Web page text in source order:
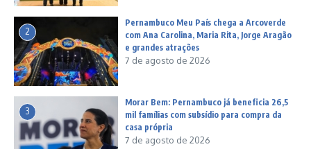
2
Pernambuco Meu País chega a Arcoverde
com Ana Carolina, Maria Rita, Jorge Aragão
e grandes atrações
7 de agosto de 2026
3
Morar Bem: Pernambuco já beneficia 26,5
mil famílias com subsídio para compra da
casa própria
7 de agosto de 2026